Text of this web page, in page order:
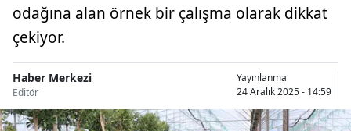
odağına alan örnek bir çalışma olarak dikkat
çekiyor.
Haber Merkezi
Editör
Yayınlanma
24 Aralık 2025 - 14:59